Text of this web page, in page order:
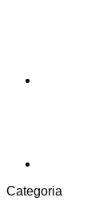
Categoria